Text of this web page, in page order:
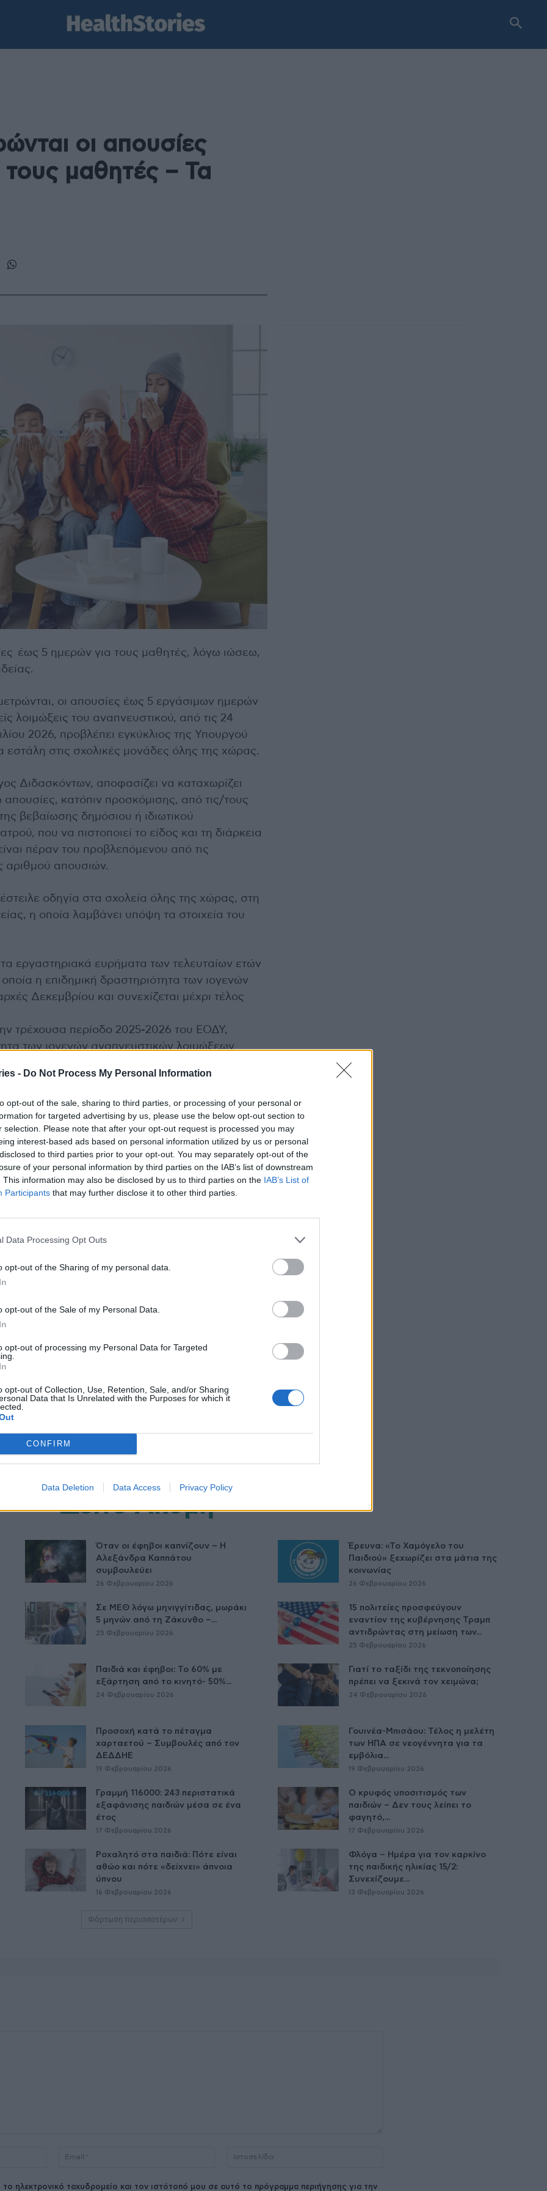
- Do Not Process My Personal Information
opt-out of the sale, sharing to third parties, or processing of your personal or
for targeted advertising by us, please use the below opt-out section to
selection. Please note that after your opt-out request is processed you may
interest-based ads based on personal information utilized by us or personal
to third parties prior to your opt-out. You may separately opt-out of the
of your personal information by third parties on the IAB’s list of downstream
This information may also be disclosed by us to third parties on the IAB’s List of
Participants that may further disclose it to other third parties.
Data Processing Opt Outs
opt-out of the Sharing of my personal data.
opt-out of the Sale of my Personal Data.
opt-out of processing my Personal Data for Targeted
opt-out of Collection, Use, Retention, Sale, and/or Sharing
Data that Is Unrelated with the Purposes for which it
CONFIRM
Data Deletion Data Access Privacy Policy
οι απουσίες
μαθητές – Τα
έως 5 ημερών για τους μαθητές, λόγω ιώσεω,
οι απουσίες έως 5 εργάσιμων ημερών
λοιμώξεις του αναπνευστικού, από τις 24
2026, προβλέπει εγκύκλιος της Υπουργού
εστάλη στις σχολικές μονάδες όλης της χώρας.
Διδασκόντων, αποφασίζει να καταχωρίζει
κατόπιν προσκόμισης, από τις/τους
βεβαίωσης δημόσιου ή ιδιωτικού
που να πιστοποιεί το είδος και τη διάρκεια
πέραν του προβλεπόμενου από τις
αριθμού απουσιών.
οδηγία στα σχολεία όλης της χώρας, στη
η οποία λαμβάνει υπόψη τα στοιχεία του
τα εργαστηριακά ευρήματα των τελευταίων ετών
η επιδημική δραστηριότητα των ιογενών
Δεκεμβρίου και συνεχίζεται μέχρι τέλος
τρέχουσα περίοδο 2025-2026 του ΕΟΔΥ,
των ιογενών αναπνευστικών λοιμώξεων
του Νοεμβρίου 2025 και αναμένεται να
2026.
εκπαιδευτικής κοινότητας να τηρούν
χεριών και παραμονή στο σπίτι σε
τις υποδείξεις του ΕΟΔΥ.
οπαδοί του ΠΑΟΚ με το αεροπλάνο του
και καθυστερεί τη γήρανση
απουσίες ιώσεις μαθητές
Δείτε Ακόμη
Όταν οι έφηβοι καπνίζουν – Η
Αλεξάνδρα Καππάτου
συμβουλεύει
26 Φεβρουαρίου 2026
Έρευνα: «Το Χαμόγελο του
Παιδιού» ξεχωρίζει στα μάτια της
κοινωνίας
26 Φεβρουαρίου 2026
Σε ΜΕΘ λόγω μηνιγγίτιδας, μωράκι
5 μηνών από τη Ζάκυνθο –...
25 Φεβρουαρίου 2026
15 πολιτείες προσφεύγουν
εναντίον της κυβέρνησης Τραμπ
αντιδρώντας στη μείωση των...
25 Φεβρουαρίου 2026
Παιδιά και έφηβοι: Το 60% με
εξάρτηση από το κινητό- 50%...
24 Φεβρουαρίου 2026
Γιατί το ταξίδι της τεκνοποίησης
πρέπει να ξεκινά τον χειμώνα;
24 Φεβρουαρίου 2026
Προσοχή κατά το πέταγμα
χαρταετού – Συμβουλές από τον
ΔΕΔΔΗΕ
19 Φεβρουαρίου 2026
Γουινέα-Μπισάου: Τέλος η μελέτη
των ΗΠΑ σε νεογέννητα για τα
εμβόλια...
19 Φεβρουαρίου 2026
Γραμμή 116000: 243 περιστατικά
εξαφάνισης παιδιών μέσα σε ένα
έτος
17 Φεβρουαρίου 2026
Ο κρυφός υποσιτισμός των
παιδιών – Δεν τους λείπει το
φαγητό,...
17 Φεβρουαρίου 2026
Ροχαλητό στα παιδιά: Πότε είναι
αθώο και πότε «δείχνει» άπνοια
ύπνου
16 Φεβρουαρίου 2026
Φλόγα – Ημέρα για τον καρκίνο
της παιδικής ηλικίας 15/2:
Συνεχίζουμε...
13 Φεβρουαρίου 2026
Φόρτωση περισσοτέρων
ηλεκτρονικό ταχυδρομείο και τον ιστότοπό μου σε αυτό το πρόγραμμα περιήγησης για την